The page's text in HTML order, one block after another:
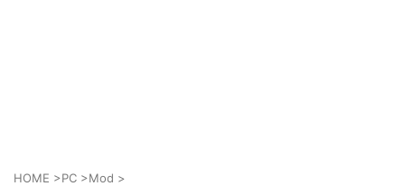
HOME >PC >Mod >